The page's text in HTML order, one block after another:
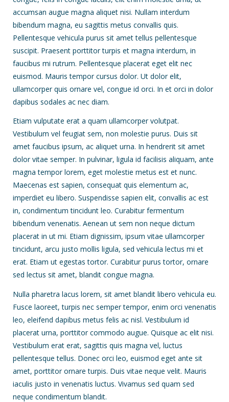
accumsan augue magna aliquet nisi. Nullam interdum
bibendum magna, eu sagittis metus convallis quis.
Pellentesque vehicula purus sit amet tellus pellentesque
suscipit. Praesent porttitor turpis et magna interdum, in
faucibus mi rutrum. Pellentesque placerat eget elit nec
euismod. Mauris tempor cursus dolor. Ut dolor elit,
ullamcorper quis ornare vel, congue id orci. In et orci in dolor
dapibus sodales ac nec diam.
Etiam vulputate erat a quam ullamcorper volutpat.
Vestibulum vel feugiat sem, non molestie purus. Duis sit
amet faucibus ipsum, ac aliquet urna. In hendrerit sit amet
dolor vitae semper. In pulvinar, ligula id facilisis aliquam, ante
magna tempor lorem, eget molestie metus est et nunc.
Maecenas est sapien, consequat quis elementum ac,
imperdiet eu libero. Suspendisse sapien elit, convallis ac est
in, condimentum tincidunt leo. Curabitur fermentum
bibendum venenatis. Aenean ut sem non neque dictum
placerat in ut mi. Etiam dignissim, ipsum vitae ullamcorper
tincidunt, arcu justo mollis ligula, sed vehicula lectus mi et
erat. Etiam ut egestas tortor. Curabitur purus tortor, ornare
sed lectus sit amet, blandit congue magna.
Nulla pharetra lacus lorem, sit amet blandit libero vehicula eu.
Fusce laoreet, turpis nec semper tempor, enim orci venenatis
leo, eleifend dapibus metus felis ac nisl. Vestibulum id
placerat urna, porttitor commodo augue. Quisque ac elit nisi.
Vestibulum erat erat, sagittis quis magna vel, luctus
pellentesque tellus. Donec orci leo, euismod eget ante sit
amet, porttitor ornare turpis. Duis vitae neque velit. Mauris
iaculis justo in venenatis luctus. Vivamus sed quam sed
neque condimentum blandit.